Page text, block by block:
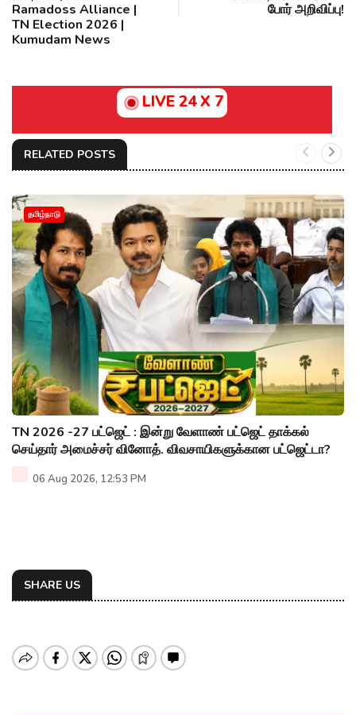
Ramadoss Alliance |
TN Election 2026 |
Kumudam News
போர் அறிவிப்பு!
LIVE 24 X 7
RELATED POSTS
தமிழ்நாடு
TN 2026 -27 பட்ஜெட் : இன்று வேளாண் பட்ஜெட் தாக்கல்
செய்தார் அமைச்சர் வினோத். விவசாயிகளுக்கான பட்ஜெட்டா?
06 Aug 2026, 12:53 PM
SHARE US